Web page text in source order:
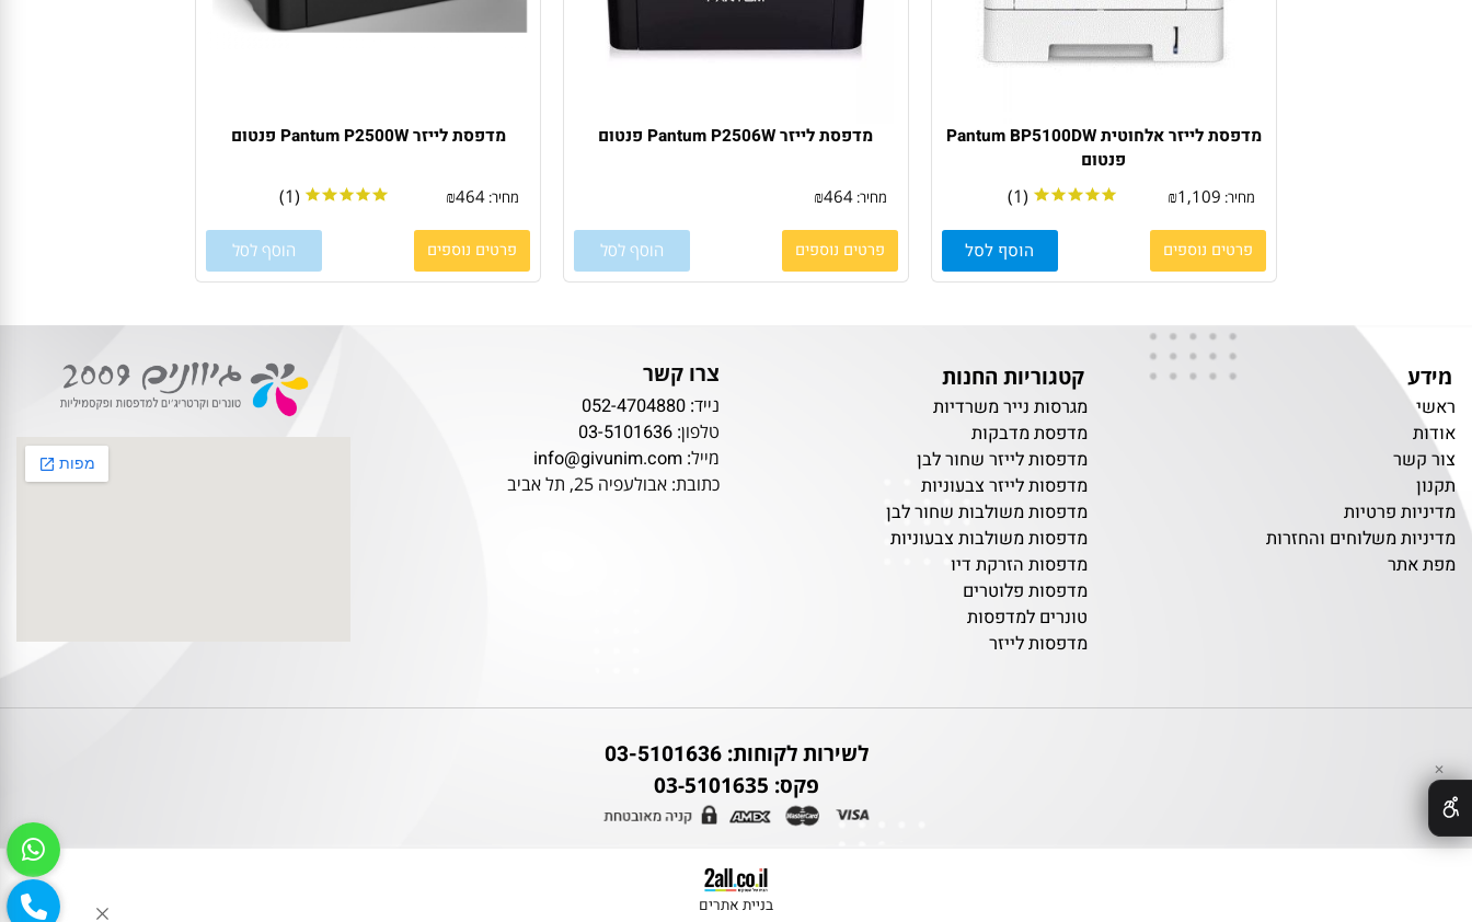
מדפסת לייזר אלחוטית Pantum BP5100DW
פנטום
₪1,109
מדפסת ‏לייזר Pantum P2506W פנטום
₪464
מדפסת ‏לייזר Pantum P2500W פנטום
מחיר: ₪ 464
פרטיות
קטגוריות החנות
מגרסות נייר משרדיות
מדפסת מדבקות
מדפסות לייזר שחור לבן
מדפסות לייזר צבעוניות
מדפסות משולבות שחור לבן
מדפסות משולבות צבעוניות
מדפסות הזרקת דיו
מדפסות פלוטרים
מדפסות לייזר
צרו קשר
נייד:052-4704880
טלפון:03-5101636
לשירות לקוחות:03-5101636